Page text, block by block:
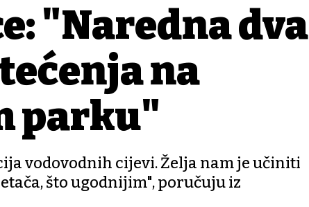
"Naredna dva
na
parku"
vodovodnih cijevi. Želja nam je učiniti
što ugodnijim", poručuju iz